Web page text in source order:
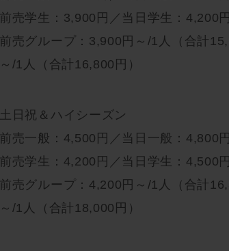
前売学生：3,900円／当日学生：4,200円
前売グループ：3,900円～/1人（合計
～/1人（合計16,800円）
土日祝＆ハイシーズン
前売一般：4,500円／当日一般：4,800円
前売学生：4,200円／当日学生：4,500円
前売グループ：4,200円～/1人（合計
～/1人（合計18,000円）